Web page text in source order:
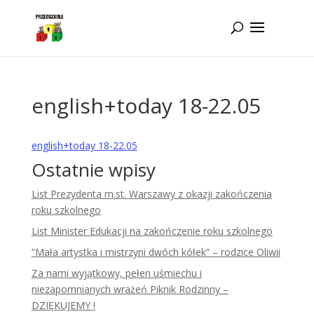
english+today 18-22.05
english+today 18-22.05
Ostatnie wpisy
List Prezydenta m.st. Warszawy z okazji zakończenia
roku szkolnego
List Minister Edukacji na zakończenie roku szkolnego
“Mała artystka i mistrzyni dwóch kółek” – rodzice Oliwii
Za nami wyjątkowy, pełen uśmiechu i
niezapomnianych wrażeń Piknik Rodzinny –
DZIĘKUJEMY !